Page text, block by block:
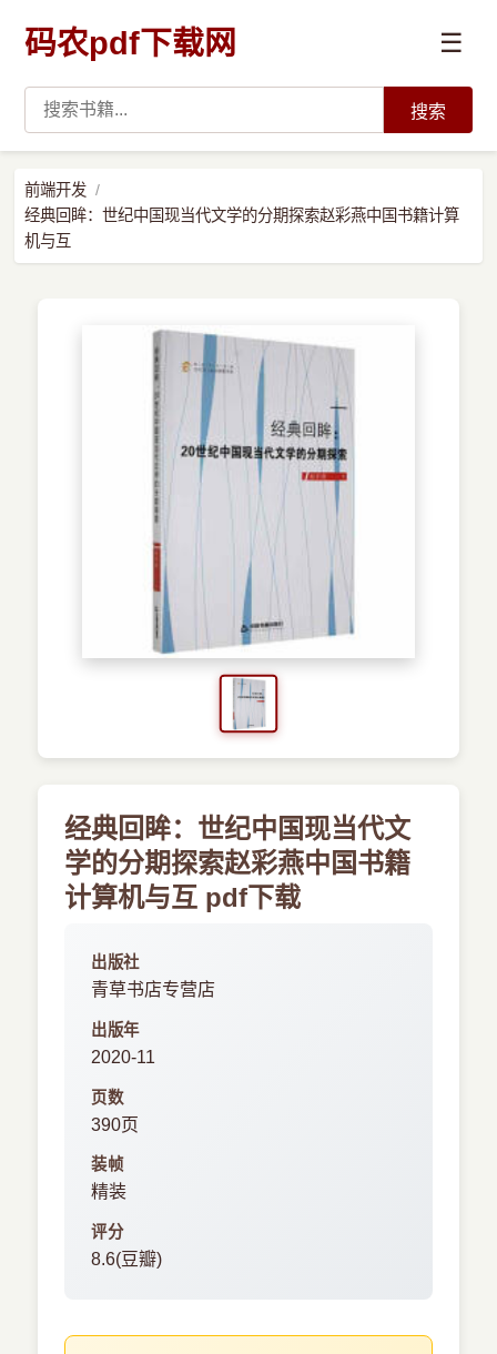
码农pdf下载网 ☰
数据科学与人工智能
搜索
前端开发
经典回眸：世纪中国现当代文学的分期探索赵彩燕中国书籍计算
机与互
经典回眸：世纪中国现当代文
学的分期探索赵彩燕中国书籍
计算机与互 pdf下载
出版社
青草书店专营店
出版年
2020-11
页数
390页
装帧
精装
评分
8.6(豆瓣)